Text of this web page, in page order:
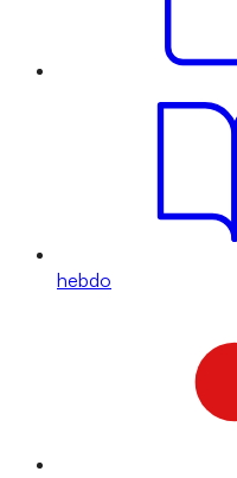
hebdo